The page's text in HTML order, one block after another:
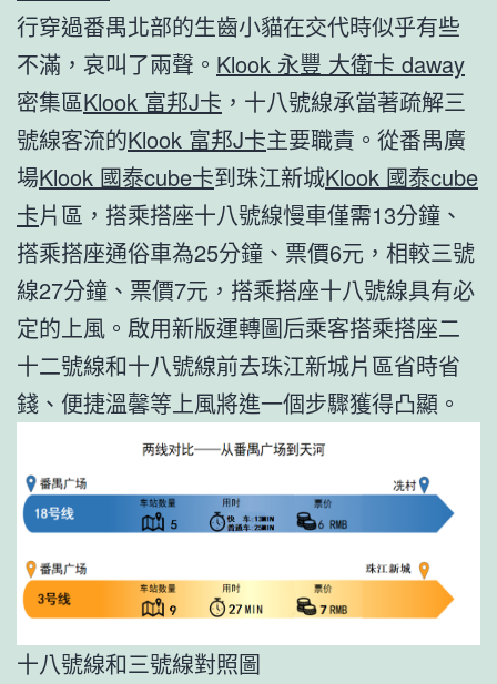
行穿過番禺北部的生齒小貓在交代時似乎有些
不滿，哀叫了兩聲。 Klook 永豐 大衛卡 daway
密集區Klook 富邦J卡 ，十八號線承當著疏解三
號線客流的Klook 富邦J卡主要職責。從番禺廣
場Klook 國泰cube卡到珠江新城Klook 國泰cube
卡片區，搭乘搭座十八號線慢車僅需13分鐘、
搭乘搭座通俗車為25分鐘、票價6元，相較三號
線27分鐘、票價7元，搭乘搭座十八號線具有必
定的上風。啟用新版運轉圖后乘客搭乘搭座二
十二號線和十八號線前去珠江新城片區省時省
錢、便捷溫馨等上風將進一個步驟獲得凸顯。
十八號線和三號線對照圖